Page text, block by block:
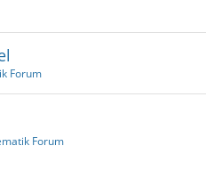
Forum
Forum